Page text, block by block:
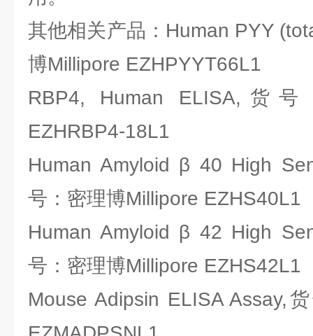
其他相关产品：Human PYY
博Millipore EZHPYYT66L1
RBP4, Human ELISA,货
EZHRBP4-18L1
Human Amyloid β 40 High
号：密理博Millipore EZHS40L1
Human Amyloid β 42 High
号：密理博Millipore EZHS42L1
Mouse Adipsin ELISA Assay,